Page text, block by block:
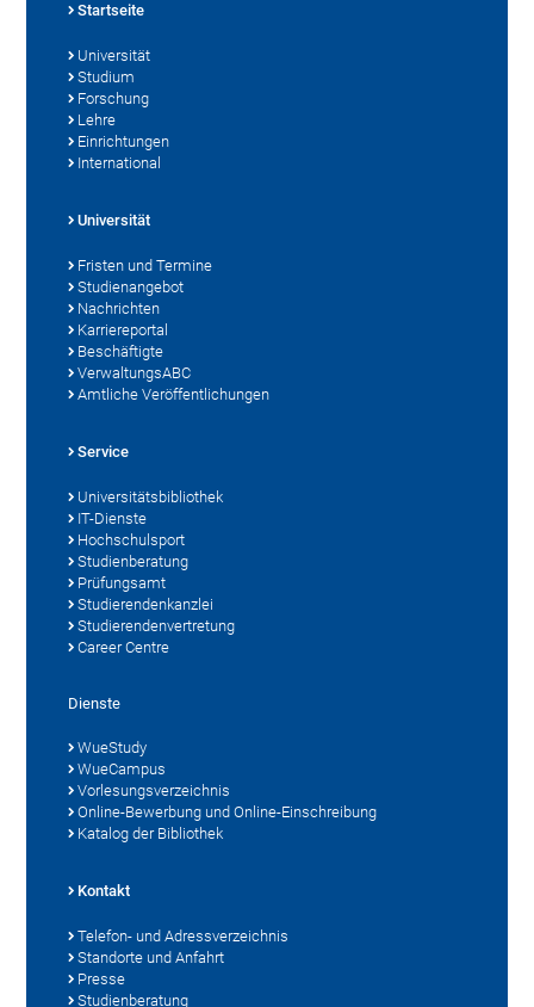
Startseite
Universität
Studium
Forschung
Lehre
Einrichtungen
International
Universität
Fristen und Termine
Studienangebot
Nachrichten
Karriereportal
Beschäftigte
VerwaltungsABC
Amtliche Veröffentlichungen
Service
Universitätsbibliothek
IT-Dienste
Hochschulsport
Studienberatung
Prüfungsamt
Studierendenkanzlei
Studierendenvertretung
Career Centre
Dienste
WueStudy
WueCampus
Vorlesungsverzeichnis
Online-Bewerbung und Online-Einschreibung
Katalog der Bibliothek
Kontakt
Telefon- und Adressverzeichnis
Standorte und Anfahrt
Presse
Studienberatung